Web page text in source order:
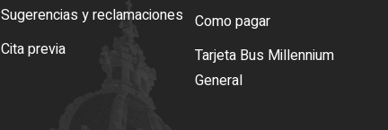
Sugerencias y reclamaciones
Cita previa
Como pagar
Tarjeta Bus Millennium
General